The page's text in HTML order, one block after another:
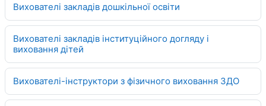
Вихователі закладів дошкільної освіти
Вихователі закладів інституційного догляду і
виховання дітей
Вихователі-інструктори з фізичного виховання ЗДО